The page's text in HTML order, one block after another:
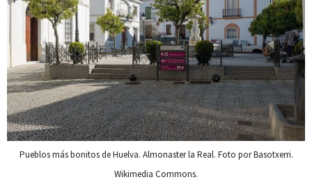
Pueblos más bonitos de Huelva. Almonaster la Real. Foto por Basotxerri.
Wikimedia Commons.